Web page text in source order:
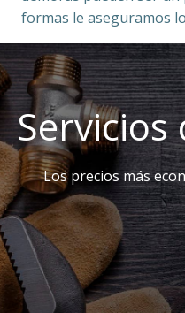
formas le aseguramos
Los precios más